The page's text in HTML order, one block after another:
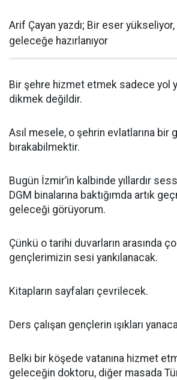
Arif Çayan yazdı; Bir eser yükseliyor,
geleceğe hazırlanıyor
Bir şehre hizmet etmek sadece yol
dikmek değildir.
Asıl mesele, o şehrin evlatlarına bir
bırakabilmektir.
Bugün İzmir’in kalbinde yıllardır
DGM binalarına baktığımda artık
geleceği görüyorum.
Çünkü o tarihi duvarların arasında
gençlerimizin sesi yankılanacak.
Kitapların sayfaları çevrilecek.
Ders çalışan gençlerin ışıkları
Belki bir köşede vatanına hizmet
geleceğin doktoru, diğer masada